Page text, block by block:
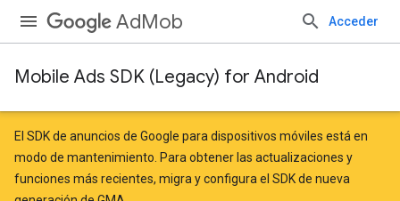
AdMob Acceder
Mobile Ads SDK (Legacy) for Android
El SDK de anuncios de Google para dispositivos móviles está en
modo de mantenimiento. Para obtener las actualizaciones y
funciones más recientes, migra yconfigura el SDK de nueva